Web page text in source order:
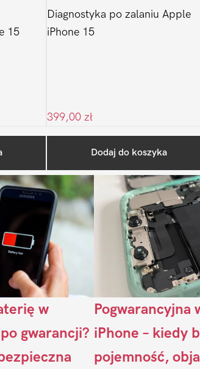
15
Diagnostyka po zalaniu Apple
iPhone 15
399,00 zł
Dodaj do koszyka
w
gwarancji?
Pogwarancyjna
iPhone – kiedy
pojemność,